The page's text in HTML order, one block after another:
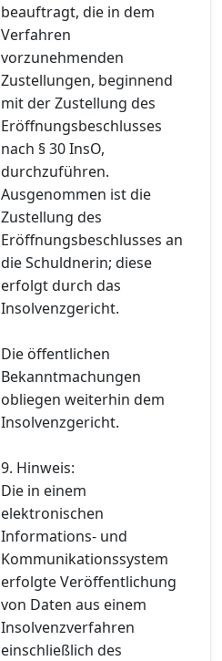
beauftragt, die in dem
Verfahren
vorzunehmenden
Zustellungen, beginnend
mit der Zustellung des
Eröffnungsbeschlusses
nach § 30 InsO,
durchzuführen.
Ausgenommen ist die
Zustellung des
Eröffnungsbeschlusses an
die Schuldnerin; diese
erfolgt durch das
Insolvenzgericht.
Die öffentlichen
Bekanntmachungen
obliegen weiterhin dem
Insolvenzgericht.
9. Hinweis:
Die in einem
elektronischen
Informations- und
Kommunikationssystem
erfolgte Veröffentlichung
von Daten aus einem
Insolvenzverfahren
einschließlich des